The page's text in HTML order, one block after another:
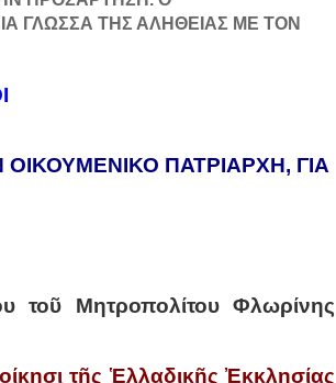
ΓΛΩΣΣΑ ΤΗΣ ΑΛΗΘΕΙΑΣ ΜΕ ΤΟΝ
ΟΙΚΟΥΜΕΝΙΚΟ ΠΑΤΡΙΑΡΧΗ, ΓΙΑ
τοῦ Μητροπολίτου Φλωρίνης
τῆς Ἑλλαδικῆς Ἐκκλησίας